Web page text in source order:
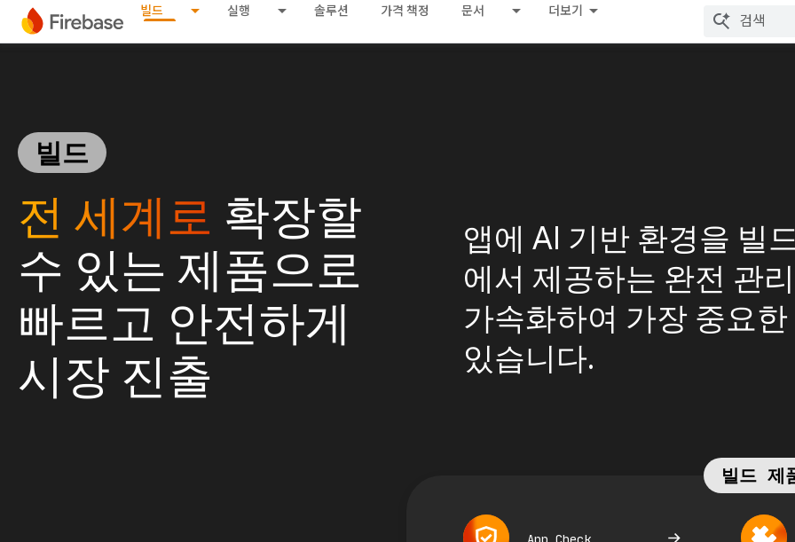
빌드 실행 솔루션 가격 책정 문서 더보기
빌드
전 세계로 확장할
수 있는 제품으로
빠르고 안전하게
시장 진출
앱에 AI 기반 환경을 빌
에서 제공하는 완전 관
가속화하여 가장 중요
있습니다.
빌드 제